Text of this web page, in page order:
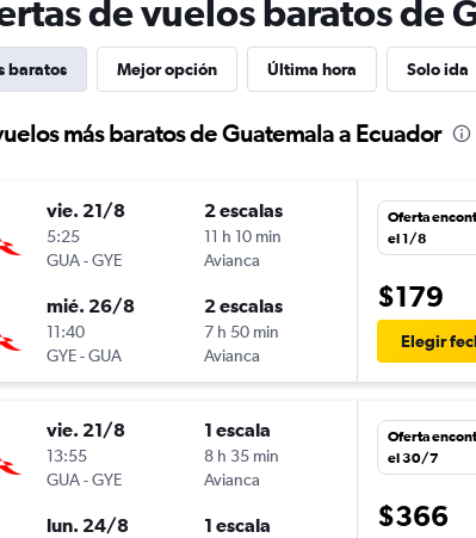
de vuelos baratos de
baratos Mejor opción Última hora Solo ida
más baratos de Guatemala a Ecuador
vie. 21/8
5:25
GUA-GYE
2 escalas
11 h 10 min
Avianca
mié. 26/8
11:40
GYE-GUA
2 escalas
7 h 50 min
Avianca
Oferta
el 1/8
$179
Elegir
vie. 21/8
13:55
GUA-GYE
1 escala
8 h 35 min
Avianca
lun. 24/8 1 escala
Oferta
el 30/7
$366